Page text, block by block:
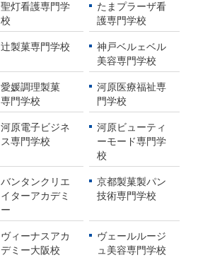
聖灯看護専門学
校
たまプラーザ看
護専門学校
辻製菓専門学校
神戸ベルェベル
美容専門学校
愛媛調理製菓
専門学校
河原医療福祉専
門学校
河原電子ビジネ
ス専門学校
河原ビューティ
ーモード専門学
校
バンタンクリエ
イターアカデミ
ー
京都製菓製パン
技術専門学校
ヴィーナスアカ
デミー大阪校
ヴェールルージ
ュ美容専門学校